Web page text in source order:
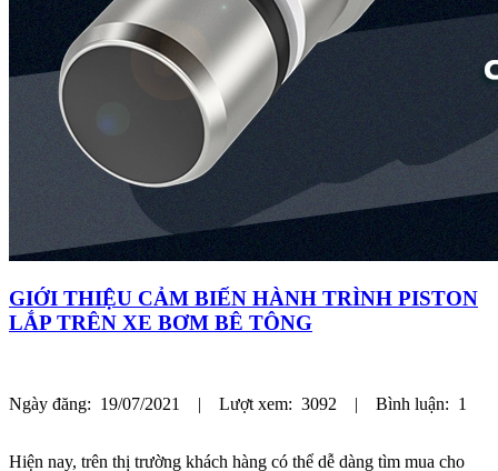
GIỚI THIỆU CẢM BIẾN HÀNH TRÌNH PISTON
LẮP TRÊN XE BƠM BÊ TÔNG
Ngày đăng: 19/07/2021 | Lượt xem: 3092 | Bình luận: 1
Hiện nay, trên thị trường khách hàng có thể dễ dàng tìm mua cho